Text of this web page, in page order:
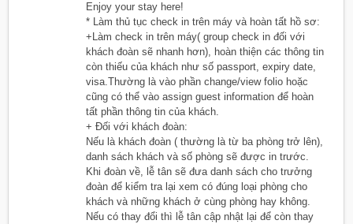
Enjoy your stay here!
* Làm thủ tục check in trên máy và hoàn tất hồ sơ:
+Làm check in trên máy( group check in đối với
khách đoàn sẽ nhanh hơn), hoàn thiện các thông tin
còn thiếu của khách như số passport, expiry date,
visa.Thường là vào phần change/view folio hoặc
cũng có thể vào assign guest information để hoàn
tất phần thông tin của khách.
+ Đối với khách đoàn:
Nếu là khách đoàn ( thường là từ ba phòng trở lên),
danh sách khách và số phòng sẽ được in trước.
Khi đoàn về, lễ tân sẽ đưa danh sách cho trưởng
đoàn để kiểm tra lại xem có đúng loại phòng cho
khách và những khách ở cùng phòng hay không.
Nếu có thay đổi thì lễ tân cập nhật lại để còn thay